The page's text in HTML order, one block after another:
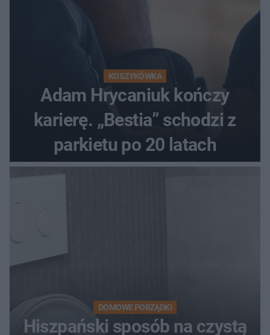
KOSZYKÓWKA
Adam Hrycaniuk kończy
karierę. „Bestia” schodzi z
parkietu po 20 latach
DOMOWE PORZĄDKI
Hiszpański sposób na czystą